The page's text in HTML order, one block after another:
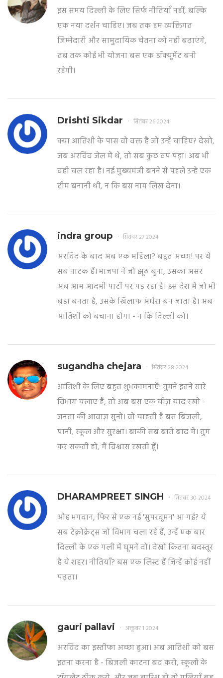
इस समय दिल्ली के लिए सिर्फ नीतियाँ नहीं, बल्कि
एक नया दर्शन चाहिए। जब तक हम व्यक्तिगत
जिम्मेदारी और सामुदायिक चेतना को नहीं बढ़ाएंगे,
तब तक कोई भी योजना बस एक डॉक्यूमेंट बनी
रहेगी।
Drishti Sikdar सितंबर 26 2024
क्या आतिशी के पास वो वक्त है जो उन्हें चाहिए? देखो,
जब अरविंद जेल में थे, तो सब कुछ ठप पड़ा। अब भी
वही चल रहा है। नई मुख्यमंत्री बनने से पहले उन्हें एक
टीम बनानी थी, न कि बस नाम लिख देना।
indra group सितंबर 27 2024
अरविंद के बाद अब एक महिला? बहुत अच्छा! पर ये
सब नाटक हैं। भाजपा ने जो झूठ बुना, उसका असर
अब आम आदमी पार्टी पर पड़ रहा है। इस देश में जो भी
बड़ा बनता है, उसके खिलाफ अंधेरा बन जाता है। अब
आतिशी को बचाना होगा - न कि दिल्ली को।
sugandha chejara सितंबर 28 2024
आतिशी के लिए बहुत शुभकामनाएँ! तुमने इतने सारे
विभाग चलाए हैं, तो अब बस एक चीज़ याद रखो -
जनता की आवाज़ सुनो। वो चाहती हैं बस बिजली,
पानी, स्कूल और सुरक्षा। बाकी सब बातें बाद में। तुम
कर सकती हो, मैं विश्वास रखती हूँ।
DHARAMPREET SINGH सितंबर 30 2024
ओह भगवान, फिर से एक नई 'सुपरवूमन' आ गई? ये
सब टेक्नोक्रेट्स जो विभाग चला रहे हैं, उन्हें एक बार
दिल्ली के एक गली में घूमने दो। देखो कितना बदस्तूर
है ये शहर। नीतियाँ? बस एक लिस्ट हैं जिन्हें कोई नहीं
पढ़ता।
gauri pallavi अक्तूबर 1 2024
अरविंद का इस्तीफा अच्छा हुआ। अब आतिशी को बस
इतना करना है - बिजली काटना बंद करो, स्कूलों के